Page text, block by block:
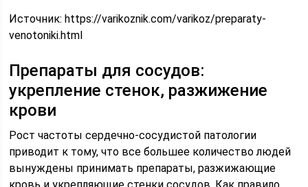
Источник:https://varikoznik.com/varikoz/preparaty-
venotoniki.html
Препараты для сосудов:
укрепление стенок, разжижение
крови
Рост частоты сердечно-сосудистой патологии
приводит к тому, что все большее количество людей
вынуждены принимать препараты, разжижающие